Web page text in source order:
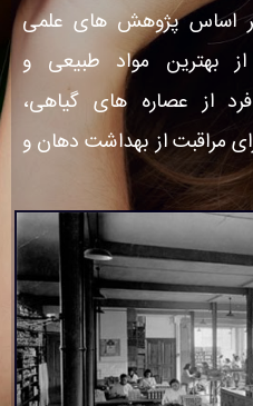
بر اساس پژوهش های علمی
بهترین مواد طبیعی و
از عصاره های گیاهی،
مراقبت از بهداشت دهان و